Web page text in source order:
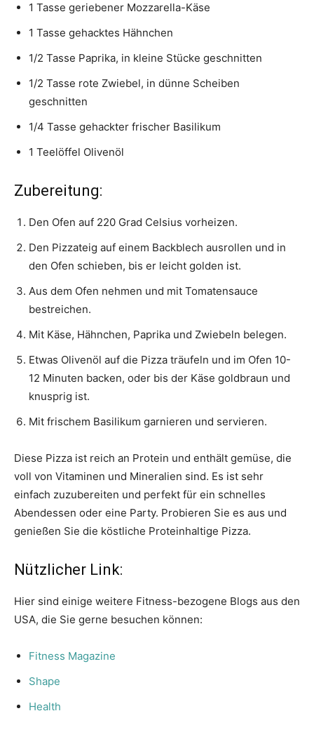
1 Tasse geriebener Mozzarella-Käse
1 Tasse gehacktes Hähnchen
1/2 Tasse Paprika, in kleine Stücke geschnitten
1/2 Tasse rote Zwiebel, in dünne Scheiben
geschnitten
1/4 Tasse gehackter frischer Basilikum
1 Teelöffel Olivenöl
Zubereitung:
Den Ofen auf 220 Grad Celsius vorheizen.
Den Pizzateig auf einem Backblech ausrollen und in
den Ofen schieben, bis er leicht golden ist.
Aus dem Ofen nehmen und mit Tomatensauce
bestreichen.
Mit Käse, Hähnchen, Paprika und Zwiebeln belegen.
Etwas Olivenöl auf die Pizza träufeln und im Ofen 10-
12 Minuten backen, oder bis der Käse goldbraun und
knusprig ist.
Mit frischem Basilikum garnieren und servieren.
Diese Pizza ist reich an Protein und enthält gemüse, die
voll von Vitaminen und Mineralien sind. Es ist sehr
einfach zuzubereiten und perfekt für ein schnelles
Abendessen oder eine Party. Probieren Sie es aus und
genießen Sie die köstliche Proteinhaltige Pizza.
Nützlicher Link:
Hier sind einige weitere Fitness-bezogene Blogs aus den
USA, die Sie gerne besuchen können:
Fitness Magazine
Shape
Health